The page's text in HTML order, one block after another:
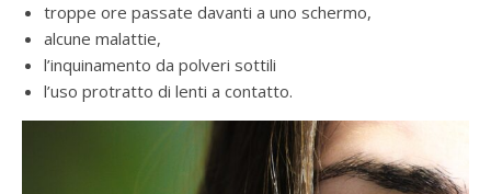
troppe ore passate davanti a uno schermo,
alcune malattie,
l’inquinamento da polveri sottili
l’uso protratto di lenti a contatto.